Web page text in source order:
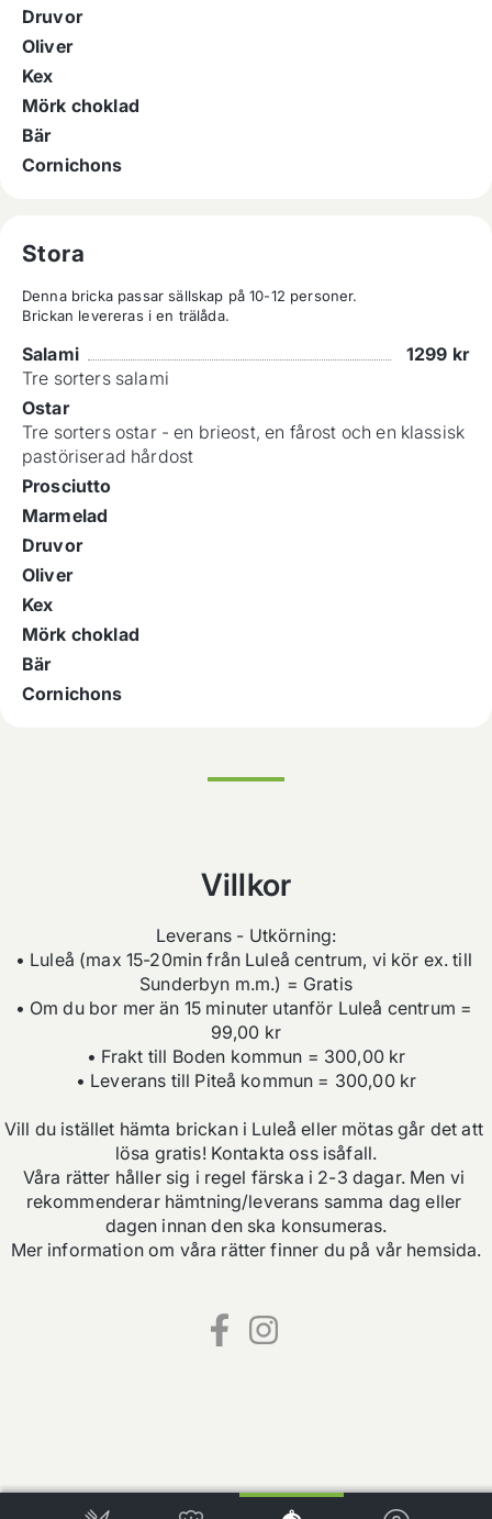
Druvor
Oliver
Kex
Mörk choklad
Bär
Cornichons
Stora
Denna bricka passar sällskap på 10-12 personer.
Brickan levereras i en trälåda.
Salami 1299 kr
Tre sorters salami
Ostar
Tre sorters ostar - en brieost, en fårost och en klassisk
pastöriserad hårdost
Prosciutto
Marmelad
Druvor
Oliver
Kex
Mörk choklad
Bär
Cornichons
Villkor
Leverans - Utkörning:
• Luleå (max 15-20min från Luleå centrum, vi kör ex. till
Sunderbyn m.m.) = Gratis
• Om du bor mer än 15 minuter utanför Luleå centrum =
99,00 kr
• Frakt till Boden kommun = 300,00 kr
• Leverans till Piteå kommun = 300,00 kr
Vill du istället hämta brickan i Luleå eller mötas går det att
lösa gratis! Kontakta oss isåfall.
Våra rätter håller sig i regel färska i 2-3 dagar. Men vi
rekommenderar hämtning/leverans samma dag eller
dagen innan den ska konsumeras.
Mer information om våra rätter finner du på vår hemsida.